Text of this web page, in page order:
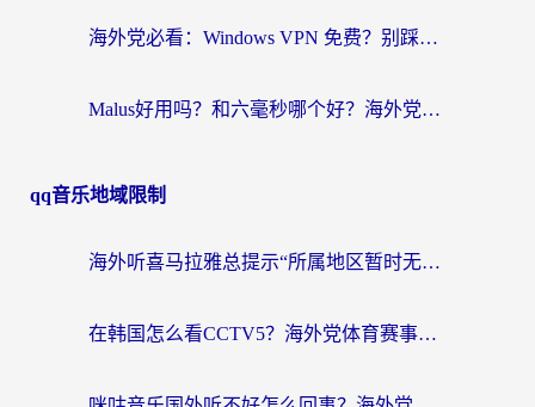
海外党必看：Windows VPN 免费？别踩坑！教你选对好用的国内加速器无缝回国
Malus好用吗？和六毫秒哪个好？海外党选回国加速器的避坑指南
qq音乐地域限制
海外听喜马拉雅总提示“所属地区暂时无版权”？这个限制解除方法亲测有效！
在韩国怎么看CCTV5？海外党体育赛事+中文解说观看终极指南